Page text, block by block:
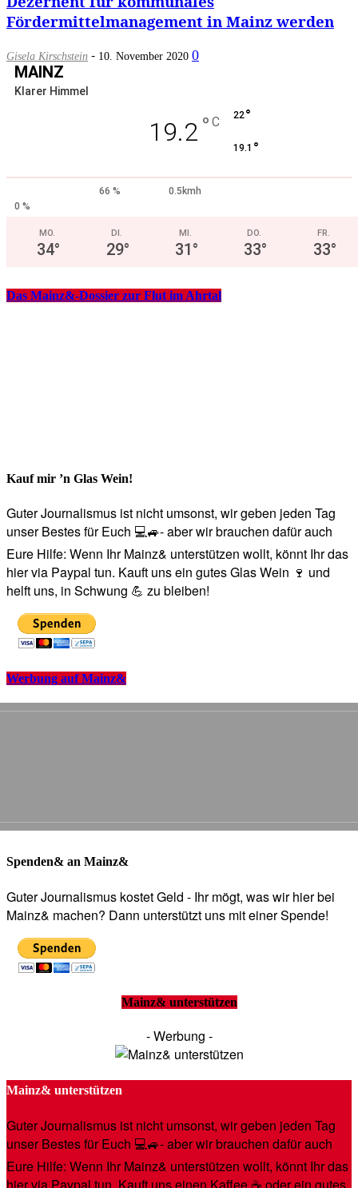
Fördermittelmanagement in Mainz werden
Gisela Kirschstein - 10. November 2020 0
MAINZ
Klarer Himmel
19.2 ° C 22°
19.1 °
66 %
0.5kmh
0 %
MO.
34°
DI.
29°
MI.
31°
DO.
33°
FR.
33°
Das Mainz&-Dossier zur Flut im Ahrtal
Kauf mir ’n Glas Wein!
Guter Journalismus ist nicht umsonst, wir geben jeden Tag
unser Bestes für Euch 💻🚙- aber wir brauchen dafür auch
Eure Hilfe: Wenn Ihr Mainz& unterstützen wollt, könnt Ihr das
hier via Paypal tun. Kauft uns ein gutes Glas Wein 🍷 und
helft uns, in Schwung 💪 zu bleiben!
Werbung auf Mainz&
Spenden& an Mainz&
Guter Journalismus kostet Geld - Ihr mögt, was wir hier bei
Mainz& machen? Dann unterstützt uns mit einer Spende!
Mainz& unterstützen
- Werbung -
Mainz& unterstützen
Guter Journalismus ist nicht umsonst, wir geben jeden Tag
unser Bestes für Euch 💻🚙- aber wir brauchen dafür auch
Eure Hilfe: Wenn Ihr Mainz& unterstützen wollt, könnt Ihr das
hier via Paypal tun. Kauft uns einen Kaffee ☕️ oder ein gutes